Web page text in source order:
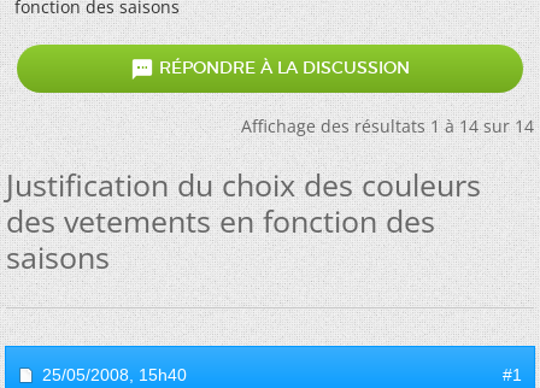
fonction des saisons
 RÉPONDRE À LA DISCUSSION
Affichage des résultats 1 à 14 sur 14
Justification du choix des couleurs
des vetements en fonction des
saisons
25/05/2008, 15h40 #1